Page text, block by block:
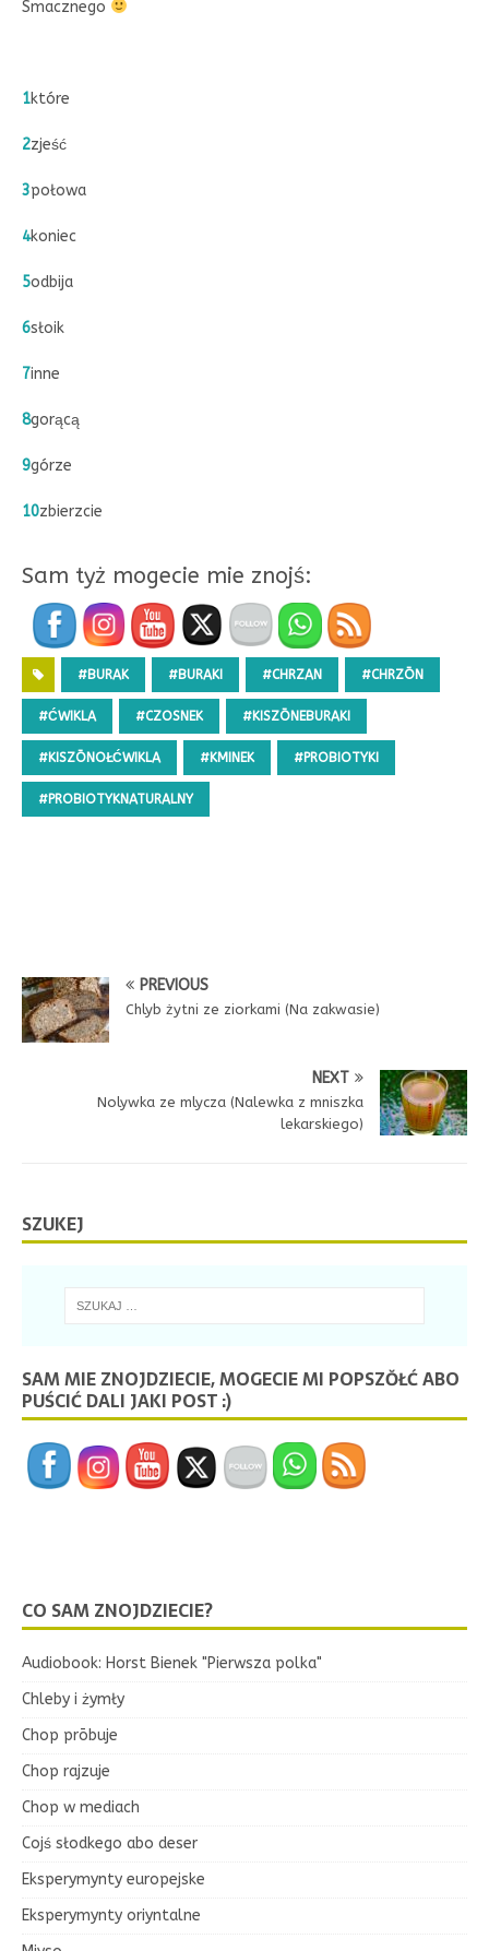
Smacznego
1które
2zjeść
3połowa
4koniec
5odbija
6słoik
7inne
8gorącą
9górze
10zbierzcie
Sam tyż mogecie mie znojś:
#BURAK #BURAKI #CHRZAN #CHRZŌN
#ĆWIKLA #CZOSNEK #KISZŌNEBURAKI
#KISZŌNOŁĆWIKLA #KMINEK #PROBIOTYKI
#PROBIOTYKNATURALNY
PREVIOUS
Chlyb żytni ze ziorkami (Na zakwasie)
NEXT
Nolywka ze mlycza (Nalewka z mniszka
lekarskiego)
SZUKEJ
SAM MIE ZNOJDZIECIE, MOGECIE MI POPSZŎŁĆ ABO
PUŚCIĆ DALI JAKI POST :)
CO SAM ZNOJDZIECIE?
Audiobook: Horst Bienek "Pierwsza polka"
Chleby i żymły
Chop prōbuje
Chop rajzuje
Chop w mediach
Cojś słodkego abo deser
Eksperymynty europejske
Eksperymynty oriyntalne